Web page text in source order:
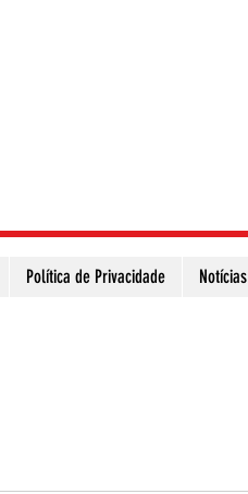
Política de Privacidade